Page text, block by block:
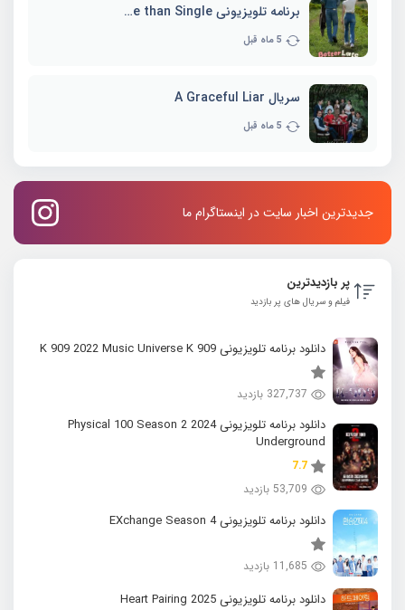
برنامه تلویزیونی Better Late than Single
5 ماه قبل
سریال A Graceful Liar
5 ماه قبل
جدیدترین اخبار سایت در اینستاگرام ما
پر بازدیدترین
فیلم و سریال های پر بازدید
دانلود برنامه تلویزیونی K 909 2022 Music Universe K 909
327,737 بازدید
دانلود برنامه تلویزیونی 2024 Physical 100 Season 2
Underground
7.7
53,709 بازدید
دانلود برنامه تلویزیونی EXchange Season 4
11,685 بازدید
دانلود برنامه تلویزیونی 2025 Heart Pairing